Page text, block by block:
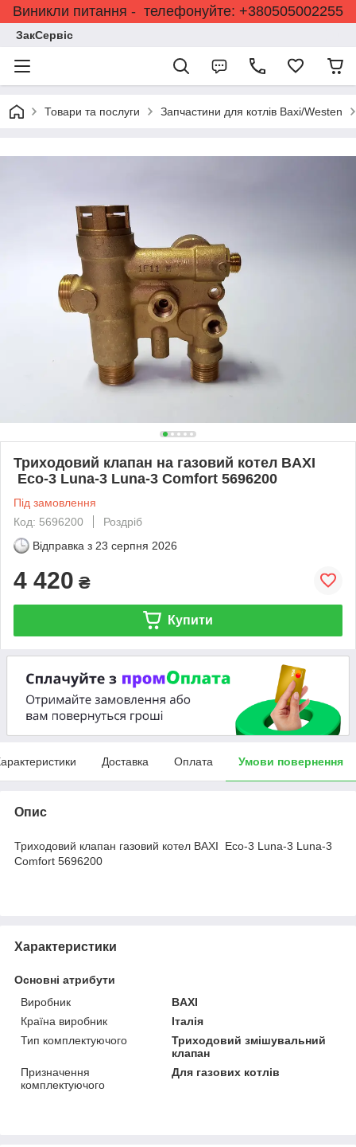
Виникли питання - телефонуйте: +380505002255
ЗакСервіс
Товари та послуги Запчастини для котлів Baxi/Westen
Триходовий клапан на газовий котел BAXI
Eco-3 Luna-3 Luna-3 Comfort 5696200
Під замовлення
Код: 5696200
Роздріб
Відправка з 23 серпня 2026
4 420 ₴
Купити
Доставка Оплата Умови повернення
Опис
Триходовий клапан газовий котел BAXI Eco-3 Luna-3 Luna-3
Comfort 5696200
Характеристики
Основні атрибути
Виробник
BAXI
Країна виробник
Італія
Тип комплектуючого
Триходовий змішувальний
клапан
Призначення
комплектуючого
Для газових котлів